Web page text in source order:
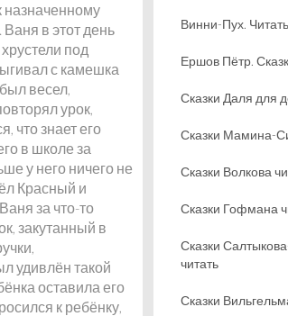
назначенному
в этот день
под
с камешка
весел,
урок,
что знает его
в школе за
у него ничего не
Красный и
за что-то
закутанный в
удивлён такой
оставила его
к ребёнку,
Винни-Пух. Читать
Ершов Пётр.
Сказки Даля для
Сказки Мамина-
Сказки Волкова
Сказки Гофмана
Сказки
читать
Сказки